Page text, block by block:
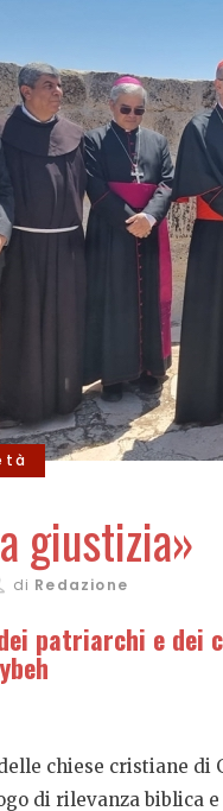
giustizia»
di Redazione
patriarchi e dei
chiese cristiane di
di rilevanza biblica